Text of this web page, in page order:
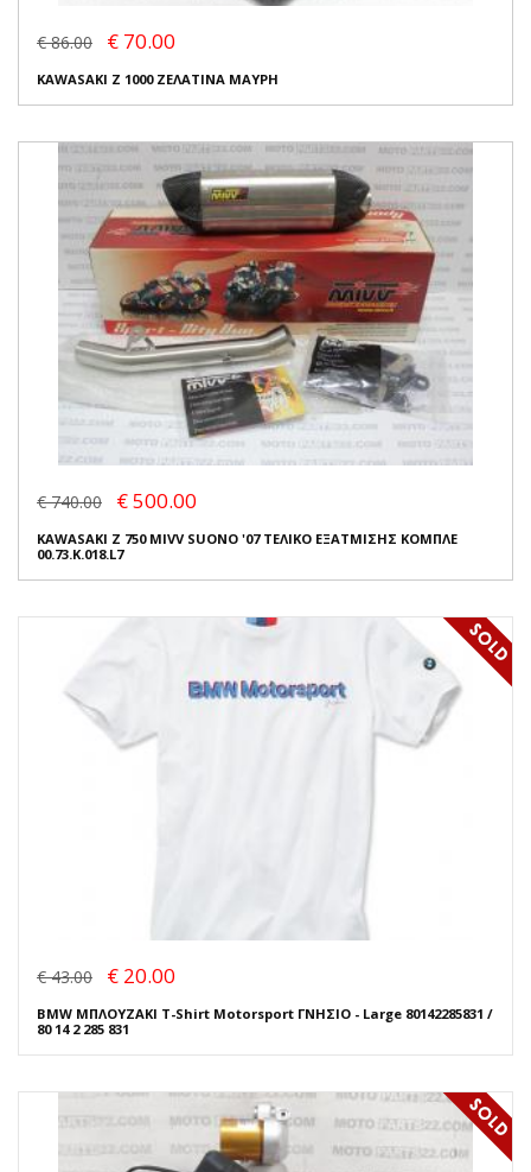
€ 86.00 € 70.00
KAWASAKI Z 1000 ΖΕΛΑΤΙΝΑ ΜΑΥΡΗ
€ 740.00 € 500.00
KAWASAKI Z 750 MIVV SUONO '07 ΤΕΛΙΚΟ ΕΞΑΤΜΙΣΗΣ ΚΟΜΠΛΕ
00.73.K.018.L7
€ 43.00 € 20.00
BMW ΜΠΛΟΥΖΑΚΙ T-Shirt Motorsport ΓΝΗΣΙΟ - Large 80142285831 /
80 14 2 285 831